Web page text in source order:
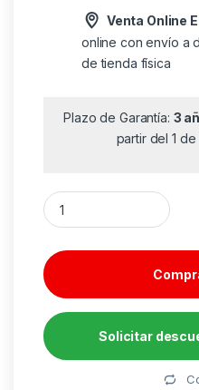
Venta Online
online con envío a
de tienda física
Plazo de Garantía: 3
partir del 1
Cartucho de Tinta
Solicitar